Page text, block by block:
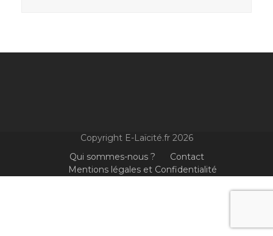
Copyright E-Laïcité.fr 2026
Qui sommes-nous ?
Contact
Mentions légales et Confidentialité